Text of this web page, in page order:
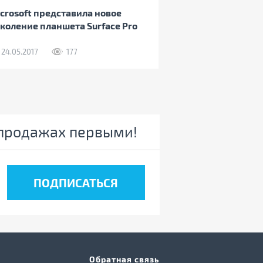
представила новое
планшета Surface Pro
24.05.2017 177
первыми!
Обратная связь